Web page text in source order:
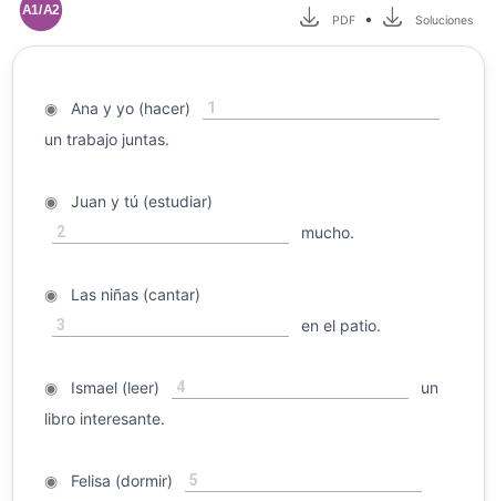
A1/A2
PDF • Soluciones
◉Ana y yo (hacer) 1
un trabajo juntas.
◉Juan y tú (estudiar)
2 mucho.
◉Las niñas (cantar)
3 en el patio.
◉Ismael (leer) 4
un
libro interesante.
◉Felisa (dormir) 5